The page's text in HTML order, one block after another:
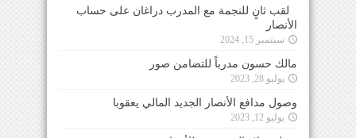
لقب ثانٍ للنجمة مع المدرب دراغان على حساب
الأنصار
سبتمبر 15, 2024
مالك حسون مدرباً للتضامن صور
يوليو 28, 2023
وصول مدافع الأنصار الجديد المالي يعقوبا
يوليو 12, 2023